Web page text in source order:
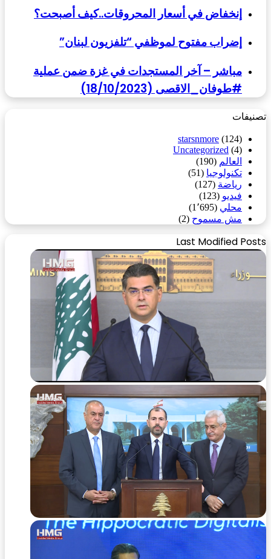
إنخفاض في أسعار المحروقات..كيف أصبحت؟
إضراب مفتوح لموظفي “تلفزيون لبنان”
مباشر – آخر المستجدات في غزة ضمن عملية
#طوفان_الاقصى (18/10/2023)
تصنيفات
starsnmore (124)
Uncategorized (4)
العالم (190)
تكنولوجيا (51)
رياضة (127)
فيديو (123)
محلي (1٬695)
مش مسموح (2)
Last Modified Posts